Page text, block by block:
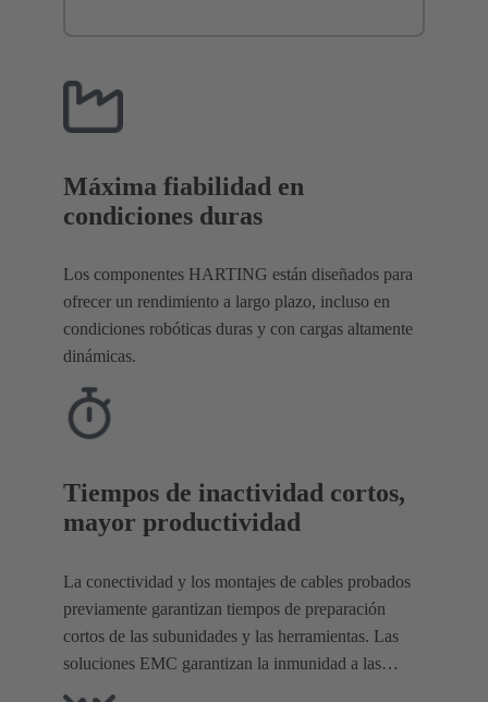
Máxima fiabilidad en
condiciones duras
Los componentes HARTING están diseñados para
ofrecer un rendimiento a largo plazo, incluso en
condiciones robóticas duras y con cargas altamente
dinámicas.
Tiempos de inactividad cortos,
mayor productividad
La conectividad y los montajes de cables probados
previamente garantizan tiempos de preparación
cortos de las subunidades y las herramientas. Las
soluciones EMC garantizan la inmunidad a las
interferencias electromagnéticas.